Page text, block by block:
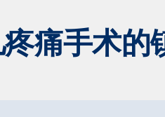
痛手术的